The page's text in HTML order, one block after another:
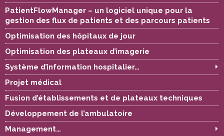
PatientFlowManager – un logiciel unique pour la
gestion des flux de patients et des parcours patients
Optimisation des hôpitaux de jour
Optimisation des plateaux d’imagerie
Système d’information hospitalier…
Projet médical
Fusion d’établissements et de plateaux techniques
Développement de l’ambulatoire
Management…